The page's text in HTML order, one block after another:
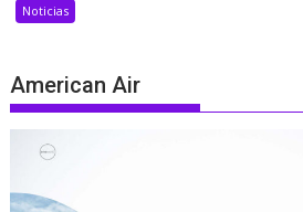
Noticias
American Air